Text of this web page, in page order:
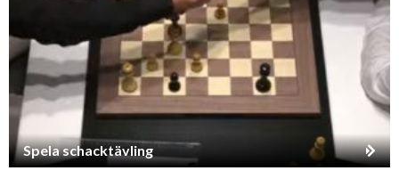
Spela schacktävling